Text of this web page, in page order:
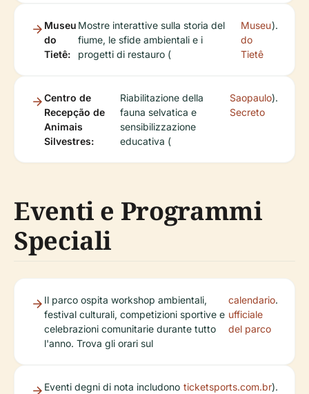
Museu
do
Tietê:
Mostre interattive sulla storia del
fiume, le sfide ambientali e i
progetti di restauro (
Museu
do
Tietê
).
Centro de
Recepção de
Animais
Silvestres:
Riabilitazione della
fauna selvatica e
sensibilizzazione
educativa (
Saopaulo
Secreto
).
Eventi e Programmi
Speciali
Il parco ospita workshop ambientali,
festival culturali, competizioni sportive e
celebrazioni comunitarie durante tutto
l'anno. Trova gli orari sul
calendario
ufficiale
del parco
.
Eventi degni di nota includono ticketsports.com.br).